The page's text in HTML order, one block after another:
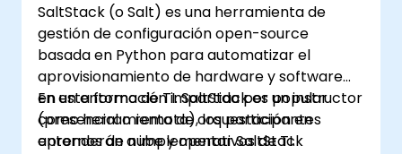
SaltStack (o Salt) es una herramienta de
gestión de configuración open-source
basada en Python para automatizar el
aprovisionamiento de hardware y software
en un entorno de TI. SaltStack es popular
como herramienta de orquestación en
entornos de nube y operativos de TI.
En esta formación impartida por un instructor
(presencial o remota), los participantes
aprenderán a implementar SaltStack